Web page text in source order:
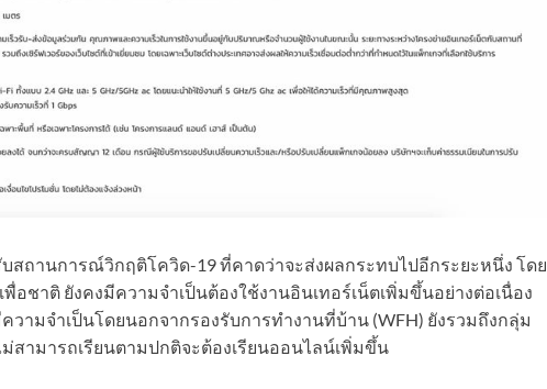
สถานการณ์วิกฤติโควิด-19 ที่คาดว่าจะส่งผลกระทบไปอีกระยะหนึ่ง โดย
อชาติ ยังคงมีความจำเป็นต้องใช้งานอินเทอร์เน็ตเพิ่มขึ้นอย่างต่อเนื่อง
ามจำเป็นโดยนอกจากรองรับการทำงานที่บ้าน (WFH) ยังรวมถึงกลุ่ม
สามารถเรียนตามปกติจะต้องเรียนออนไลน์เพิ่มขึ้น